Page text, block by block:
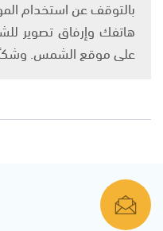
بالتوقف عن استخدام
هاتفك وإرفاق تصوير
على موقع الشمس.